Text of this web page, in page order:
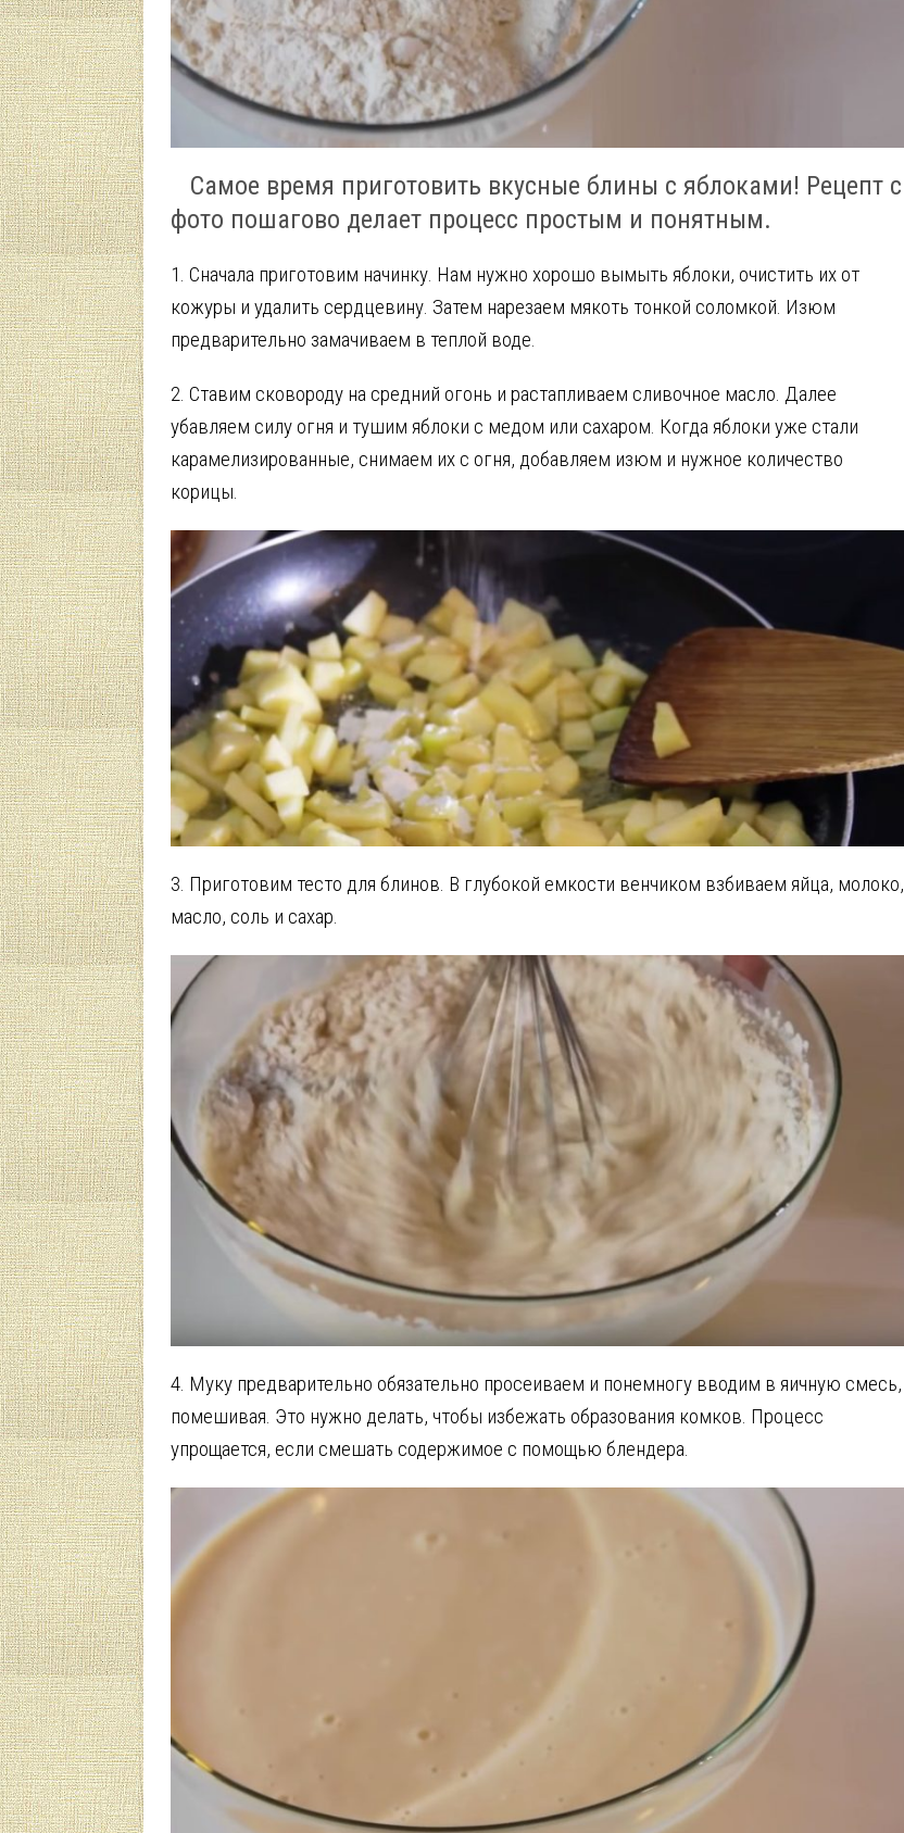
Самое время приготовить вкусные блины с яблоками! Рецепт с
фото пошагово делает процесс простым и понятным.
1. Сначала приготовим начинку. Нам нужно хорошо вымыть яблоки, очистить их от
кожуры и удалить сердцевину. Затем нарезаем мякоть тонкой соломкой. Изюм
предварительно замачиваем в теплой воде.
2. Ставим сковороду на средний огонь и растапливаем сливочное масло. Далее
убавляем силу огня и тушим яблоки с медом или сахаром. Когда яблоки уже стали
карамелизированные, снимаем их с огня, добавляем изюм и нужное количество
корицы.
3. Приготовим тесто для блинов. В глубокой емкости венчиком взбиваем яйца, молоко,
масло, соль и сахар.
4. Муку предварительно обязательно просеиваем и понемногу вводим в яичную смесь,
помешивая. Это нужно делать, чтобы избежать образования комков. Процесс
упрощается, если смешать содержимое с помощью блендера.